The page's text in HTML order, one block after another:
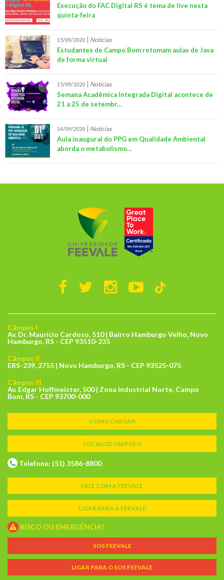
Execução do FAC Digital RS é tema de live nesta
quinta-feira
15/09/2020 Notícias
Estudantes de Campo Bom retomam aulas de Java
de forma virtual
15/09/2020 Notícias
Semana Acadêmica Integrada Digital acontece de
21 a 25 de setembr...
14/09/2020 Notícias
Aula inaugural do PPG em Qualidade Ambiental
aborda o metabolismo...
Câmpus I
Av. Dr. Maurício Cardoso, 510 | Bairro Hamburgo Velho, Novo
Hamburgo, RS - CEP 93510-235
Câmpus II
ERS-239, 2755 | Novo Hamburgo, RS - CEP 93525-075
Câmpus III
Av. Edgar Hoffmeister, 500 | Zona Industrial Norte, Campo
Bom, RS - CEP 93700-000
COMO CHEGAR
LOCALIZE UM POLO
Telefone: (51) 3586-8800
FALE COM A FEEVALE
LIGAR PARA A FEEVALE
RISCO OU EMERGÊNCIA?
SOS FEEVALE
LIGAR PARA O SOS FEEVALE